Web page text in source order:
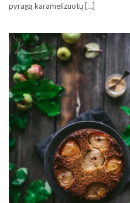
pyragą karamelizuotų […]